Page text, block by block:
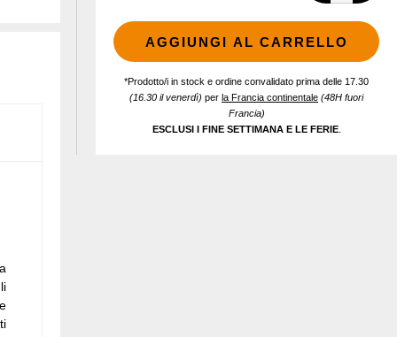
AGGIUNGI AL CARRELLO
*Prodotto/i in stock e ordine convalidato prima delle 17.30
(16.30 il venerdì) per la Francia continentale (48H fuori
Francia)
ESCLUSI I FINE SETTIMANA E LE FERIE.